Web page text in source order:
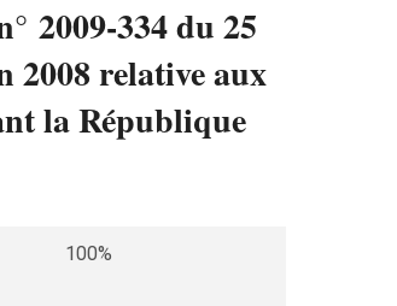
2009-334 du 25
2008 relative aux
la République
100%